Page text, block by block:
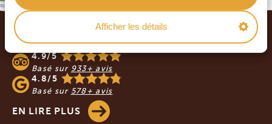
Afficher les détails
Footer
NOS CLIENTS NOUS RECOMMANDENT
4.9/5
Basé sur 933+ avis
4.8/5
Basé sur 578+ avis
EN LIRE PLUS